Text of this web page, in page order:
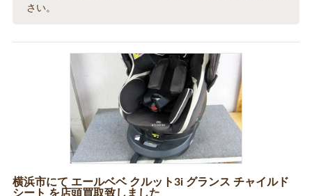
さい。
横浜市にて エールベベ クルット3i グランス チャイルド
シート を店頭買取致しました